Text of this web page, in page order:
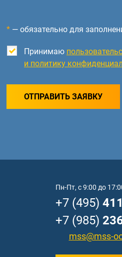
* — обязательно для
Принимаю
и политику
ОТПРАВИТЬ ЗАЯВКУ
Пн-Пт, с 9:00 до
+7 (495)
+7 (985)
mss@mss-